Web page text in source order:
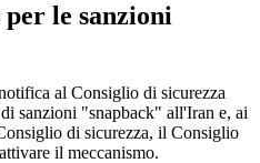
le sanzioni
al Consiglio di sicurezza
sanzioni "snapback" all'Iran e, ai
di sicurezza, il Consiglio
il meccanismo.